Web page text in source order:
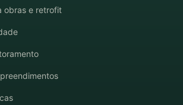
obras e retrofit